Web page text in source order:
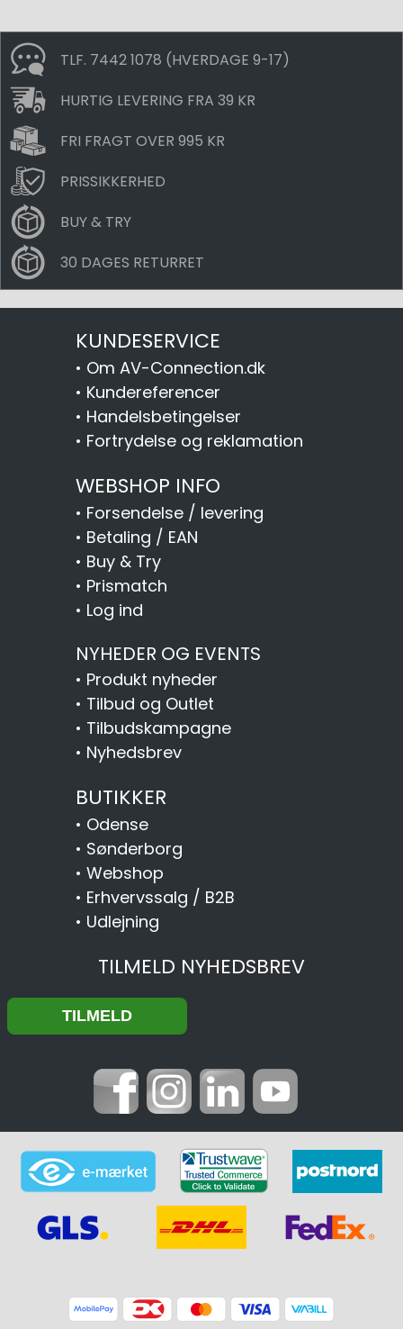
TLF. 7442 1078 (HVERDAGE 9-17)
HURTIG LEVERING FRA 39 KR
FRI FRAGT OVER 995 KR
PRISSIKKERHED
BUY & TRY
30 DAGES RETURRET
KUNDESERVICE
• Om AV-Connection.dk
• Kundereferencer
• Handelsbetingelser
• Fortrydelse og reklamation
WEBSHOP INFO
• Forsendelse / levering
• Betaling / EAN
• Buy & Try
• Prismatch
• Log ind
NYHEDER OG EVENTS
• Produkt nyheder
• Tilbud og Outlet
• Tilbudskampagne
• Nyhedsbrev
BUTIKKER
• Odense
• Sønderborg
• Webshop
• Erhvervssalg / B2B
• Udlejning
TILMELD NYHEDSBREV